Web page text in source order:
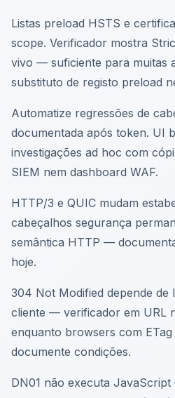
Listas preload HSTS e
scope. Verificador mostra
vivo — suficiente para muitas
substituto de registo preload
Automatize regressões de
documentada após token. UI
investigações ad hoc com
SIEM nem dashboard WAF.
HTTP/3 e QUIC mudam
cabeçalhos segurança
semântica HTTP —
hoje.
304 Not Modified depende
cliente — verificador em URL
enquanto browsers com
documente condições.
DN01 não executa